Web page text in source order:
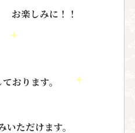
お楽しみに！！
おります。
ただけます。